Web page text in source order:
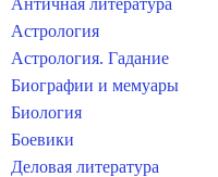
Античная литература
Астрология
Астрология. Гадание
Биографии и мемуары
Биология
Боевики
Деловая литература